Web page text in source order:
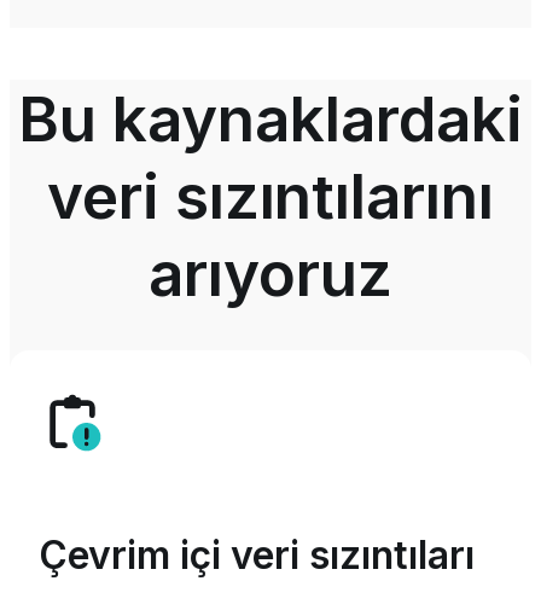
Bu kaynaklardaki
veri sızıntılarını
arıyoruz
Çevrim içi veri sızıntıları